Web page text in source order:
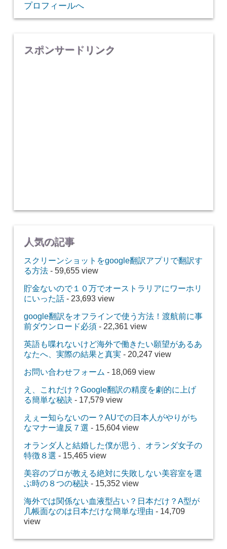
プロフィールへ
スポンサードリンク
人気の記事
スクリーンショットをgoogle翻訳アプリで翻訳す
る方法- 59,655 view
貯金ないので１０万でオーストラリアにワーホリ
にいった話- 23,693 view
google翻訳をオフラインで使う方法！渡航前に事
前ダウンロード必須- 22,361 view
英語も喋れないけど海外で働きたい願望があるあ
なたへ、実際の結果と真実 - 20,247 view
お問い合わせフォーム - 18,069 view
え、これだけ？Google翻訳の精度を劇的に上げ
る簡単な秘訣- 17,579 view
えぇー知らないのー？AUでの日本人がやりがち
なマナー違反７選 - 15,604 view
オランダ人と結婚した僕が思う、オランダ女子の
特徴８選 - 15,465 view
美容のプロが教える絶対に失敗しない美容室を選
ぶ時の８つの秘訣- 15,352 view
海外では関係ない血液型占い？日本だけ？A型が
几帳面なのは日本だけな簡単な理由 - 14,709
view